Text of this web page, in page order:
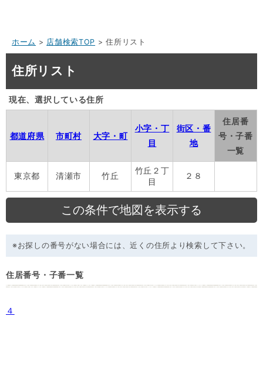
ホーム > 店舗検索TOP > 住所リスト
住所リスト
現在、選択している住所
都道府県 市町村 大字・町
小字・丁
目
街区・番
地
住居番
号・子番
一覧
東京都 清瀬市 竹丘
竹丘２丁
目
２８
※お探しの番号がない場合には、近くの住所より検索して下さい。
住居番号・子番一覧
４